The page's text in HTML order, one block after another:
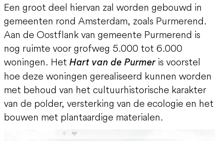
Een groot deel hiervan zal worden gebouwd in
gemeenten rond Amsterdam, zoals Purmerend.
Aan de Oostflank van gemeente Purmerend is
nog ruimte voor grofweg 5.000 tot 6.000
woningen. Het Hart van de Purmeris voorstel
hoe deze woningen gerealiseerd kunnen worden
met behoud van het cultuurhistorische karakter
van de polder, versterking van de ecologie en het
bouwen met plantaardige materialen.